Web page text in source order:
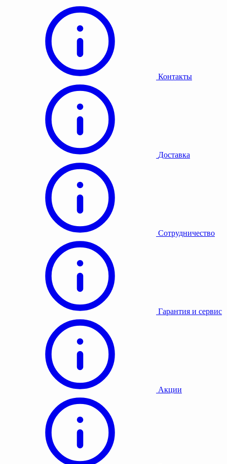
Контакты
Доставка
Сотрудничество
Гарантия и сервис
Акции